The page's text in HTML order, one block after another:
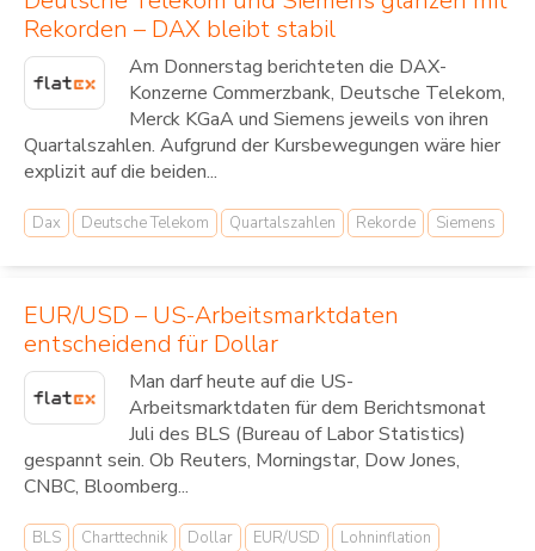
Rekorden – DAX bleibt stabil
Am Donnerstag berichteten die DAX-
Konzerne Commerzbank, Deutsche Telekom,
Merck KGaA und Siemens jeweils von ihren
Quartalszahlen. Aufgrund der Kursbewegungen wäre hier
explizit auf die beiden...
Dax Deutsche Telekom Quartalszahlen Rekorde Siemens
EUR/USD – US-Arbeitsmarktdaten
entscheidend für Dollar
Man darf heute auf die US-
Arbeitsmarktdaten für dem Berichtsmonat
Juli des BLS (Bureau of Labor Statistics)
gespannt sein. Ob Reuters, Morningstar, Dow Jones,
CNBC, Bloomberg...
BLS Charttechnik Dollar EUR/USD
Lohninflation